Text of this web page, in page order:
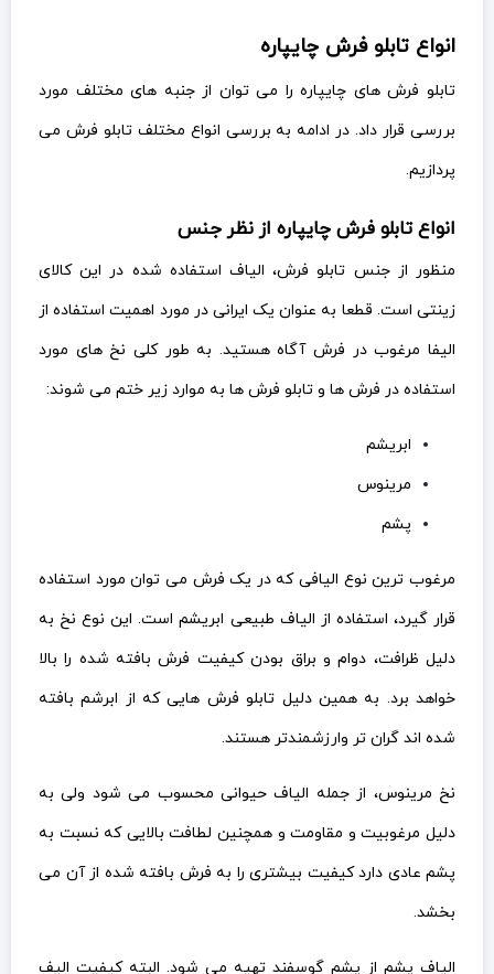
انواع تابلو فرش چایپاره
تابلو فرش های چایپاره را می توان از جنبه های مختلف مورد
بررسی قرار داد. در ادامه به بررسی انواع مختلف تابلو فرش می
پردازیم.
انواع تابلو فرش چایپاره از نظر جنس
منظور از جنس تابلو فرش، الیاف استفاده شده در این کالای
زینتی است. قطعا به عنوان یک ایرانی در مورد اهمیت استفاده از
الیفا مرغوب در فرش آگاه هستید. به طور کلی نخ های مورد
استفاده در فرش ها و تابلو فرش ها به موارد زیر ختم می شوند:
ابریشم
مرینوس
پشم
مرغوب ترین نوع الیافی که در یک فرش می توان مورد استفاده
قرار گیرد، استفاده از الیاف طبیعی ابریشم است. این نوع نخ به
دلیل ظرافت، دوام و براق بودن کیفیت فرش بافته شده را بالا
خواهد برد. به همین دلیل تابلو فرش هایی که از ابرشم بافته
شده اند گران تر وارزشمندتر هستند.
نخ مرینوس، از جمله الیاف حیوانی محسوب می شود ولی به
دلیل مرغوبیت و مقاومت و همچنین لطافت بالایی که نسبت به
پشم عادی دارد کیفیت بیشتری را به فرش بافته شده از آن می
بخشد.
الیاف پشم از پشم گوسفند تهیه می شود. البته کیفیت الیف